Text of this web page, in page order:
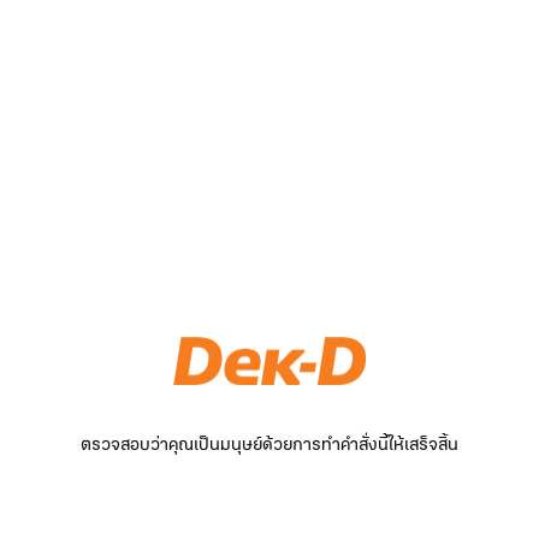
ตรวจสอบว่าคุณเป็นมนุษย์ด้วยการทำคำสั่งนี้ให้เสร็จสิ้น